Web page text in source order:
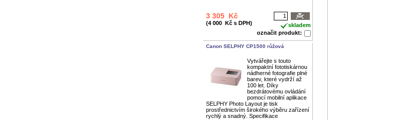
skladem
označit produkt:
3 305 Kč
(4 000 Kč s DPH)
Canon SELPHY CP1500 růžová
Vytvářejte s touto
kompaktní fototiskárnou
nádherné fotografie plné
barev, které vydrží až
100 let. Díky
bezdrátovému ovládání
pomocí mobilní aplikace
SELPHY Photo Layout je tisk
prostřednictvím širokého výběru zařízení
rychlý a snadný. Specifikace